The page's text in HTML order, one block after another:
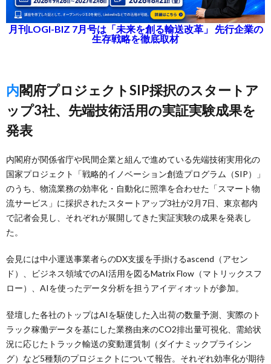
月刊LOGI-BIZ 7月号は「未来を創る輸送改革」 先行企業の
生存戦略を徹底取材
内閣府プロジェクトSIP採択のスタートア
ップ3社、先端技術活用の実証実験成果を
発表
内閣府が関係省庁や民間企業と組んで進めている先端技術実用化の
国家プロジェクト「戦略的イノベーション創造プログラム（SIP）」
のうち、物流業務の効率化・自動化に照準を合わせた「スマート物
流サービス」に採択されたスタートアップ3社が2月7日、東京都内
で記者会見し、それぞれが展開してきた実証実験の成果を発表し
た。
会見には中小運送事業者らのDX支援を手掛けるascend（アセン
ド）、ビジネス領域でのAI活用を図るMatrix Flow（マトリックスフ
ロー）、AIを使ったデータ分析を担うアイディオットが参加。
登壇した各社のトップはAIを駆使した入出荷の数量予測、実際のト
ラック稼働データを基にした業務由来のCO2排出量可視化、需給状
況に応じたトラック輸送の変動運賃制（ダイナミックプライシン
グ）など5種類のプロジェクトについて報告。それぞれ効率化が期待